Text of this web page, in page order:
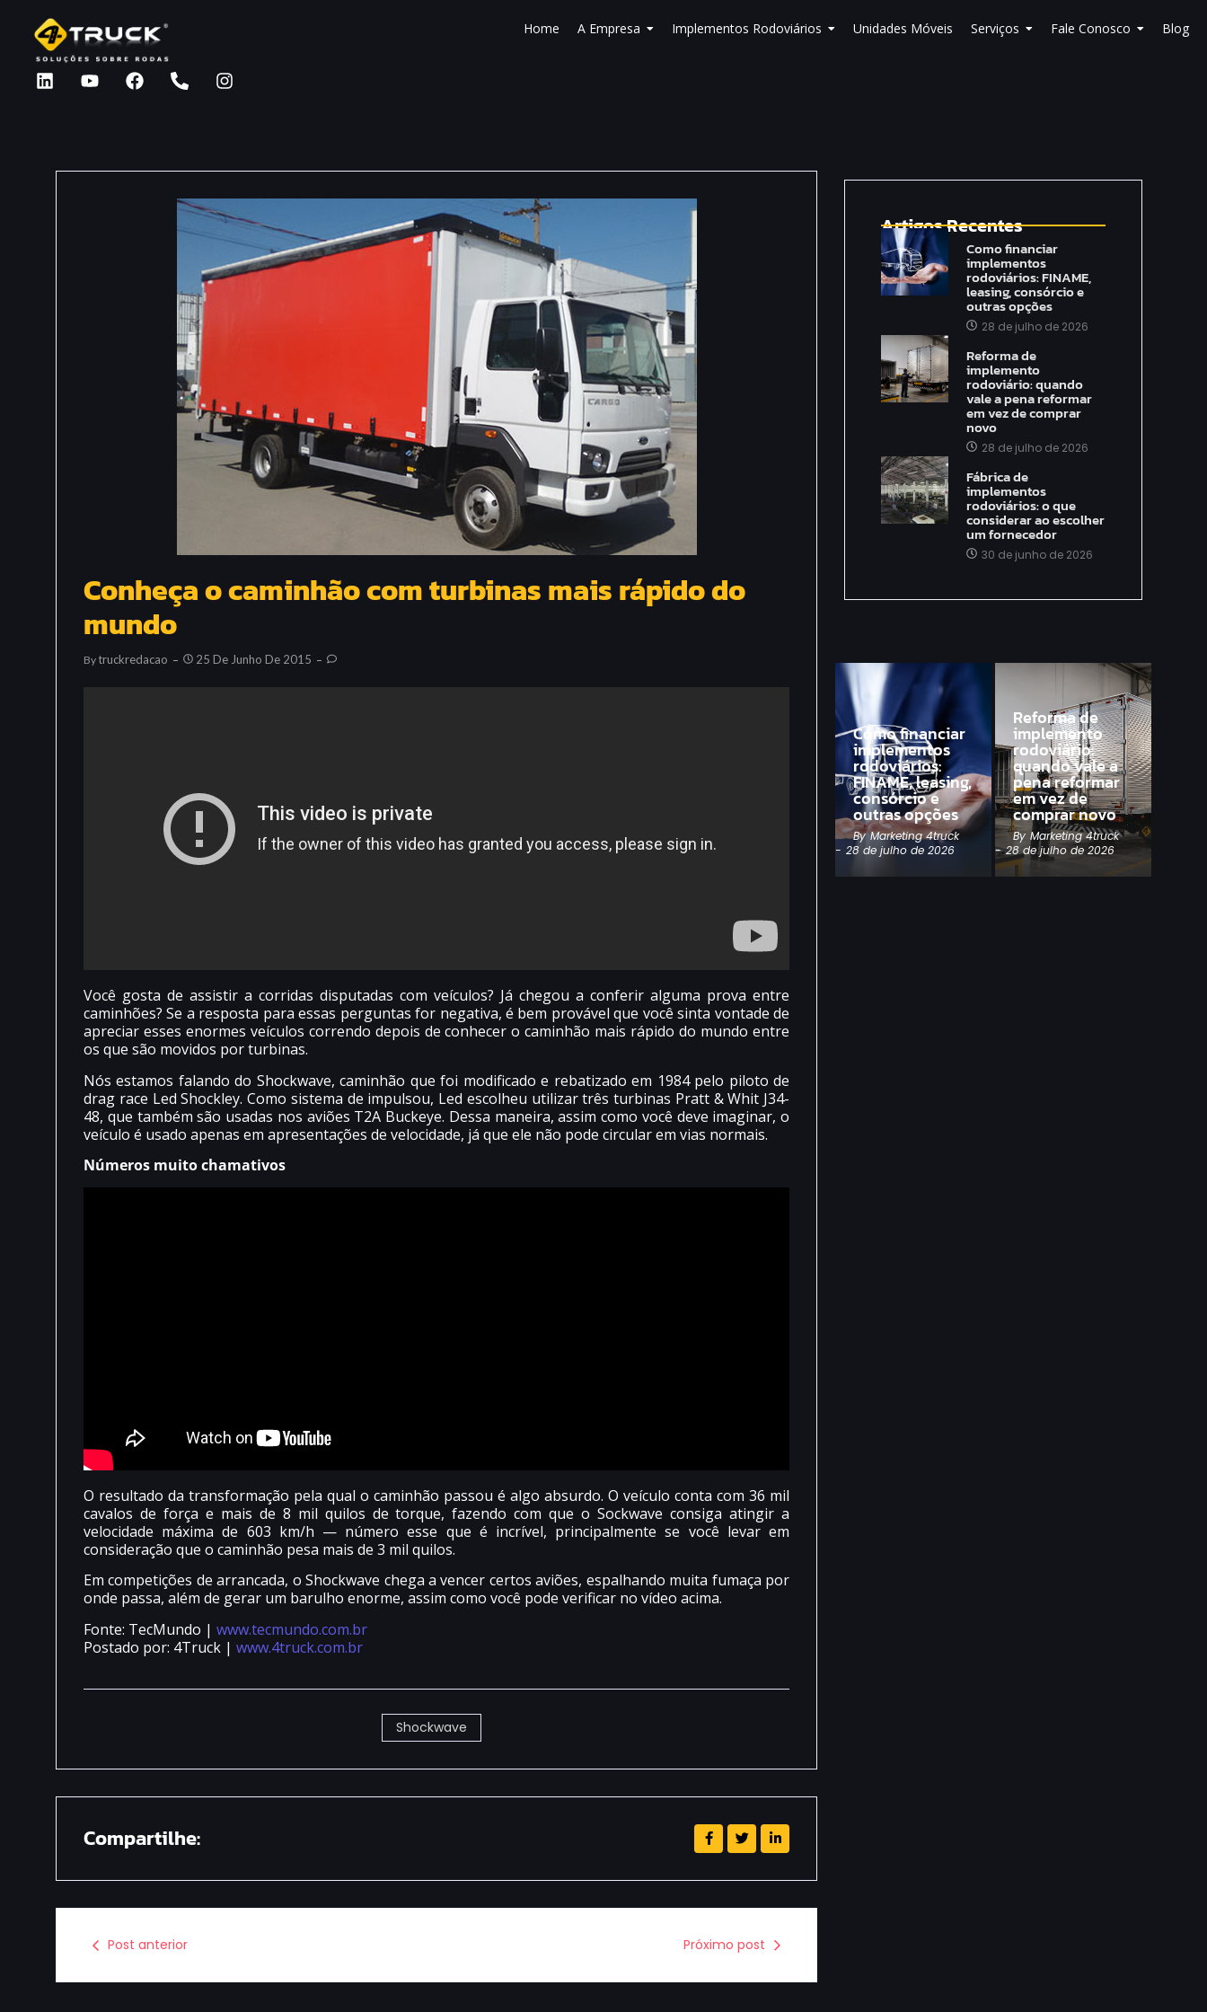
Home A Empresa Implementos Rodoviários Unidades Móveis Serviços Fale Conosco Blog
Conheça o caminhão com turbinas mais rápido do
mundo
ByTruckredacao 25 De Junho De 2015
Você gosta de assistir a corridas disputadas com veículos? Já chegou a conferir alguma prova entre
caminhões? Se a resposta para essas perguntas for negativa, é bem provável que você sinta vontade de
apreciar esses enormes veículos correndo depois de conhecer o caminhão mais rápido do mundo entre
os que são movidos por turbinas.
Nós estamos falando do Shockwave, caminhão que foi modificado e rebatizado em 1984 pelo piloto de
drag race Led Shockley. Como sistema de impulsou, Led escolheu utilizar três turbinas Pratt & Whit J34-
48, que também são usadas nos aviões T2A Buckeye. Dessa maneira, assim como você deve imaginar, o
veículo é usado apenas em apresentações de velocidade, já que ele não pode circular em vias normais.
Números muito chamativos
O resultado da transformação pela qual o caminhão passou é algo absurdo. O veículo conta com 36 mil
cavalos de força e mais de 8 mil quilos de torque, fazendo com que o Sockwave consiga atingir a
velocidade máxima de 603 km/h — número esse que é incrível, principalmente se você levar em
consideração que o caminhão pesa mais de 3 mil quilos.
Em competições de arrancada, o Shockwave chega a vencer certos aviões, espalhando muita fumaça por
onde passa, além de gerar um barulho enorme, assim como você pode verificar no vídeo acima.
Fonte: TecMundo | www.tecmundo.com.br
Postado por: 4Truck | www.4truck.com.br
Shockwave
Compartilhe:
Post anterior Próximo post
Artigos Recentes
Como financiar
implementos
rodoviários: FINAME,
leasing, consórcio e
outras opções
28 de julho de 2026
Reforma de
implemento
rodoviário: quando
vale a pena reformar
em vez de comprar
novo
28 de julho de 2026
Fábrica de
implementos
rodoviários: o que
considerar ao escolher
um fornecedor
30 de junho de 2026
Como financiar
implementos
rodoviários:
FINAME, leasing,
consórcio e
outras opções
By Marketing 4truck
- 28 de julho de 2026
Reforma de
implemento
rodoviário:
quando vale a
pena reformar
em vez de
comprar novo
By Marketing 4truck
- 28 de julho de 2026